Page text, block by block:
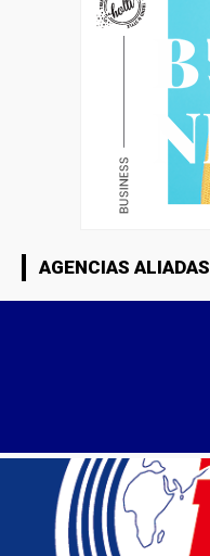
AGENCIAS ALIADAS